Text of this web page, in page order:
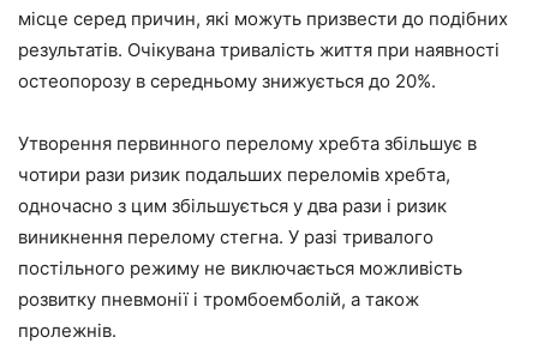
місце серед причин, які можуть призвести до подібних
результатів. Очікувана тривалість життя при наявності
остеопорозу в середньому знижується до 20%.
Утворення первинного перелому хребта збільшує в
чотири рази ризик подальших переломів хребта,
одночасно з цим збільшується у два рази і ризик
виникнення перелому стегна. У разі тривалого
постільного режиму не виключається можливість
розвитку пневмонії і тромбоемболій, а також
пролежнів.